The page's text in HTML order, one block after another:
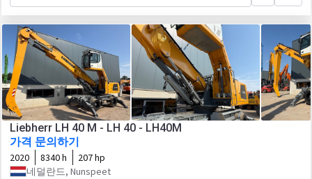
Liebherr LH 40 M - LH 40 - LH40M
가격 문의하기
2020 8340 h
207 hp
네덜란드, Nunspeet